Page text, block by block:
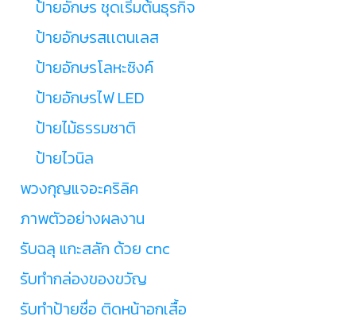
ป้ายอักษร ชุดเริ่มต้นธุรกิจ
ป้ายอักษรสเเตนเลส
ป้ายอักษรโลหะซิงค์
ป้ายอักษรไฟ LED
ป้ายไม้ธรรมชาติ
ป้ายไวนิล
พวงกุญแจอะคริลิค
ภาพตัวอย่างผลงาน
รับฉลุ แกะสลัก ด้วย cnc
รับทำกล่องของขวัญ
รับทำป้ายชื่อ ติดหน้าอกเสื้อ